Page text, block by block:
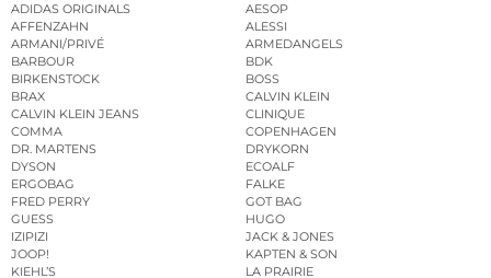
ADIDAS ORIGINALS
AESOP
AFFENZAHN
ALESSI
ARMANI/PRIVÉ
ARMEDANGELS
BARBOUR
BDK
BIRKENSTOCK
BOSS
BRAX
CALVIN KLEIN
CALVIN KLEIN JEANS
CLINIQUE
COMMA
COPENHAGEN
DR. MARTENS
DRYKORN
DYSON
ECOALF
ERGOBAG
FALKE
FRED PERRY
GOT BAG
GUESS
HUGO
IZIPIZI
JACK & JONES
JOOP!
KAPTEN & SON
KIEHL’S
LA PRAIRIE